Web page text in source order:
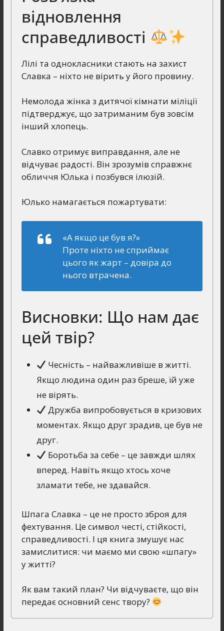
відновлення
справедливості
Лілі та однокласники стають на захист
Славка – ніхто не вірить у його провину.
Немолода жінка з дитячої кімнати міліції
підтверджує, що затриманим був зовсім
інший хлопець.
Славко отримує виправдання, але не
відчуває радості. Він зрозумів справжнє
обличчя Юлька і позбувся ілюзій.
Юлько намагається пожартувати:
«А якщо це був я?»
Проте ніхто не сприймає
цього як жарт – довіра до
нього втрачена.
Висновки: Що нам дає
цей твір?
Чесність – найважливіше в житті.
Якщо людина один раз бреше, їй уже
не вірять.
Дружба випробовується в кризових
моментах. Якщо друг зрадив, це був не
друг.
Боротьба за себе – це завжди шлях
вперед. Навіть якщо хтось хоче
зламати тебе, не здавайся.
Шпага Славка – це не просто зброя для
фехтування. Це символ честі, стійкості,
справедливості. І ця книга змушує нас
замислитися: чи маємо ми свою «шпагу»
у житті?
Як вам такий план? Чи відчуваєте, що він
передає основний сенс твору?